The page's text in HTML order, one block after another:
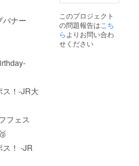
バナー
ス！-JR大
フェス
ス！ -JR
このプロジェクト
の問題報告はこち
ら よりお問い合わ
せください